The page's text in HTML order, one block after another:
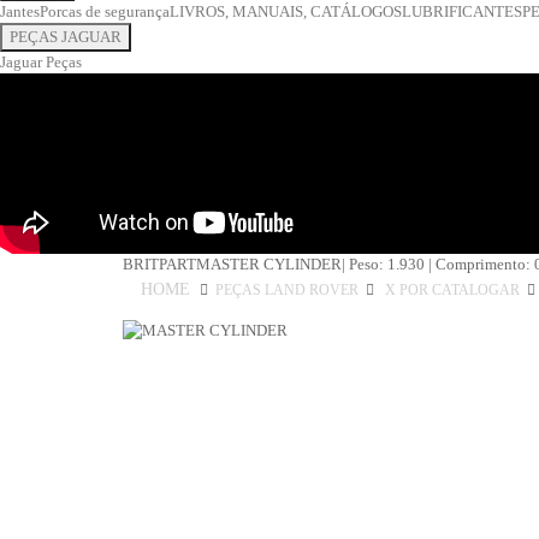
COMBUSTÍVEL
Depósito combustível
Tubos de combustível
Bombas de combustível
EIXOS
ELECTRICIDADE
JantesPorcas de segurançaLIVROS, MANUAIS, CATÁLOGOSLUBRIFICANTES
PEÇAS JAGUAR
Jaguar Peças
BRITPARTMASTER CYLINDER| Peso: 1.930 |
HOME
PEÇAS LAND ROVER X POR CATALOGAR